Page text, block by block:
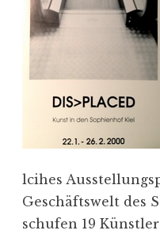
lcihes
Geschäftswelt des
schufen 19